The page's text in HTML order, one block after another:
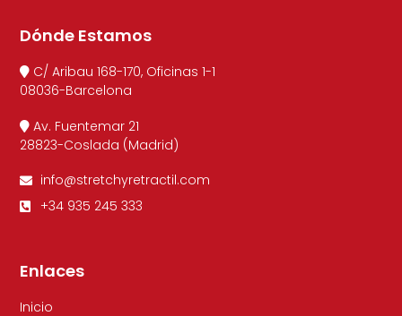
Enlaces
Inicio
Dónde Estamos
C/ Aribau 168-170, Oficinas 1-1
08036-Barcelona
Av. Fuentemar 21
28823-Coslada (Madrid)
info@stretchyretractil.com
+34 935 245 333